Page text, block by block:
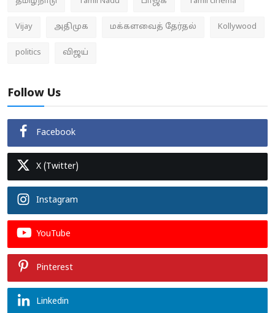
Vijay அதிமுக மக்களவைத் தேர்தல் Kollywood
politics விஜய்
Follow Us
Facebook
X (Twitter)
Instagram
YouTube
Pinterest
Linkedin